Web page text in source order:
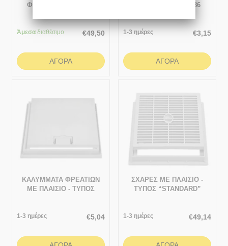
ΦΡΕΑΤΙΑ ΡΡ 545x545
Άμεσα διαθέσιμο €49,50
ΑΓΟΡΆ
ΧΕΙΡΟΛΑΒΗ 186x186
1-3 ημέρες €3,15
ΑΓΟΡΆ
ΚΑΛΥΜΜΑΤΑ ΦΡΕΑΤΙΩΝ
ΜΕ ΠΛΑΙΣΙΟ - ΤΥΠΟΣ
1-3 ημέρες €5,04
ΣΧΑΡΕΣ ΜΕ ΠΛΑΙΣΙΟ -
ΤΥΠΟΣ “STANDARD”
1-3 ημέρες €49,14